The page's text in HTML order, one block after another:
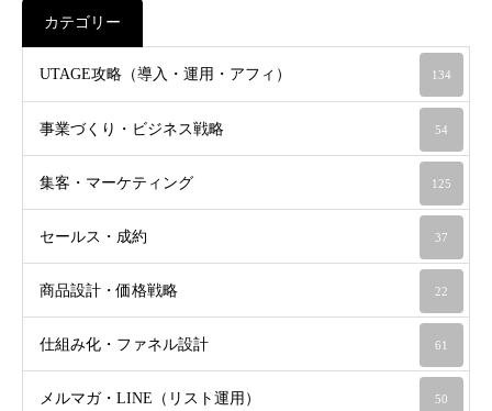
カテゴリー
UTAGE攻略（導入・運用・アフィ） 134
事業づくり・ビジネス戦略 54
集客・マーケティング 125
セールス・成約 37
商品設計・価格戦略 22
仕組み化・ファネル設計 61
メルマガ・LINE（リスト運用） 50